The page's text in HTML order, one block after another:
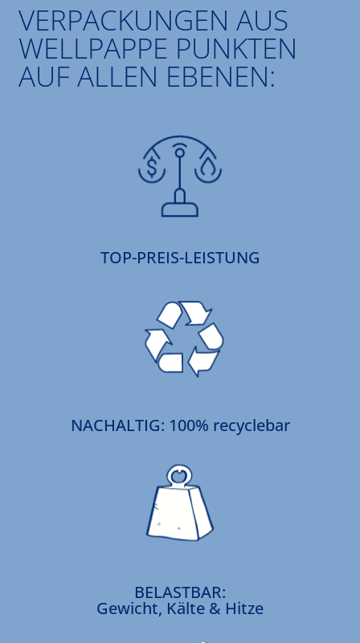
VERPACKUNGEN AUS
WELLPAPPE PUNKTEN
AUF ALLEN EBENEN:
TOP-PREIS-LEISTUNG
NACHALTIG: 100% recyclebar
BELASTBAR:
Gewicht, Kälte & Hitze